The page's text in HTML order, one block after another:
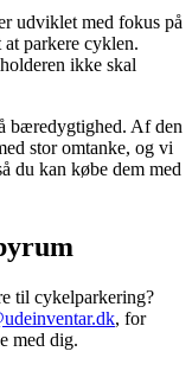
udviklet med fokus på
parkere cyklen.
ikke skal
bæredygtighed. Af den
stor omtanke, og vi
du kan købe dem med
til cykelparkering?
, for
med dig.